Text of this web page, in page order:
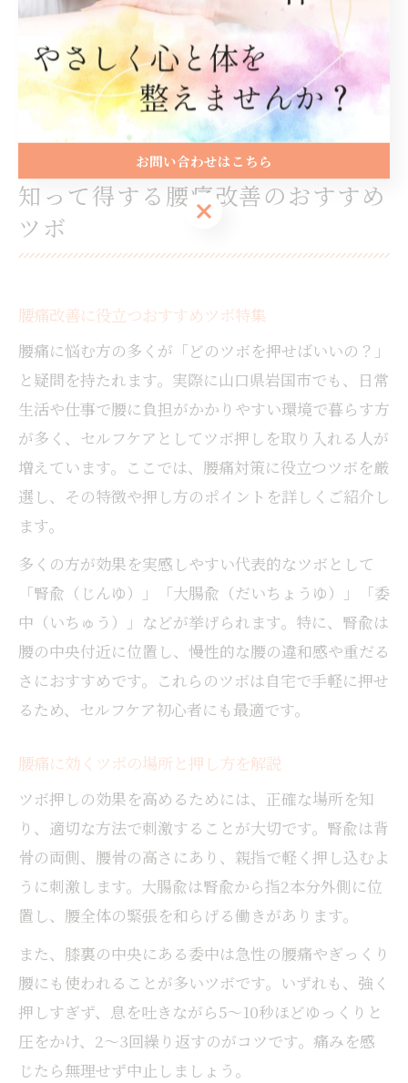
終わりにセルフケアをすると翌朝の調子が良い」とい
った声も多く、継続することで変化を感じやすくなり
ます。無理のない範囲で、ぜひ今日から腰痛予防のつ
ぼケアを生活に取り入れてみてください。
知って得する腰痛改善のおすすめ
ツボ
腰痛改善に役立つおすすめツボ特集
腰痛に悩む方の多くが「どのツボを押せばいいの？」
と疑問を持たれます。実際に山口県岩国市でも、日常
生活や仕事で腰に負担がかかりやすい環境で暮らす方
が多く、セルフケアとしてツボ押しを取り入れる人が
増えています。ここでは、腰痛対策に役立つツボを厳
選し、その特徴や押し方のポイントを詳しくご紹介し
ます。
多くの方が効果を実感しやすい代表的なツボとして
「腎兪（じんゆ）」「大腸兪（だいちょうゆ）」「委
中（いちゅう）」などが挙げられます。特に、腎兪は
腰の中央付近に位置し、慢性的な腰の違和感や重だる
さにおすすめです。これらのツボは自宅で手軽に押せ
るため、セルフケア初心者にも最適です。
腰痛に効くツボの場所と押し方を解説
ツボ押しの効果を高めるためには、正確な場所を知
り、適切な方法で刺激することが大切です。腎兪は背
骨の両側、腰骨の高さにあり、親指で軽く押し込むよ
うに刺激します。大腸兪は腎兪から指2本分外側に位
置し、腰全体の緊張を和らげる働きがあります。
また、膝裏の中央にある委中は急性の腰痛やぎっくり
腰にも使われることが多いツボです。いずれも、強く
押しすぎず、息を吐きながら5〜10秒ほどゆっくりと
圧をかけ、2〜3回繰り返すのがコツです。痛みを感
じたら無理せず中止しましょう。
お問い合わせはこちら
お問い合わせはこちら